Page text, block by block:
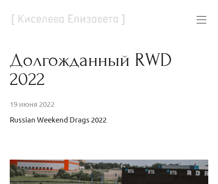
Долгожданный RWD
2022
19 июня 2022
Russian Weekend Drags 2022